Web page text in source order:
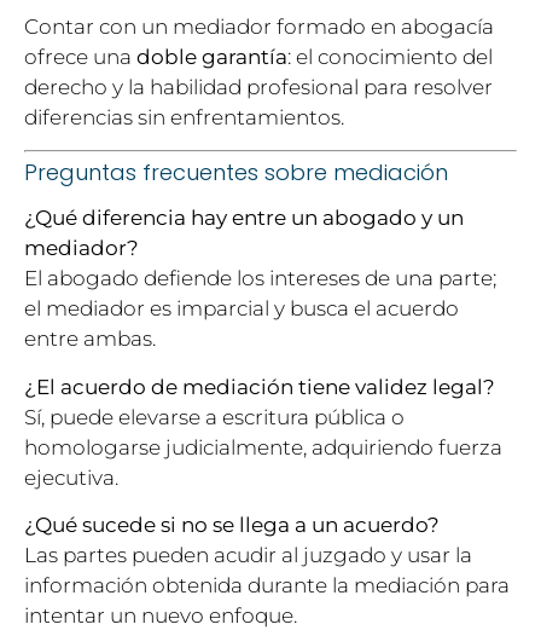
Contar con un mediador formado en abogacía
ofrece una doble garantía: el conocimiento del
derecho y la habilidad profesional para resolver
diferencias sin enfrentamientos.
Preguntas frecuentes sobre mediación
¿Qué diferencia hay entre un abogado y un
mediador?
El abogado defiende los intereses de una parte;
el mediador es imparcial y busca el acuerdo
entre ambas.
¿El acuerdo de mediación tiene validez legal?
Sí, puede elevarse a escritura pública o
homologarse judicialmente, adquiriendo fuerza
ejecutiva.
¿Qué sucede si no se llega a un acuerdo?
Las partes pueden acudir al juzgado y usar la
información obtenida durante la mediación para
intentar un nuevo enfoque.